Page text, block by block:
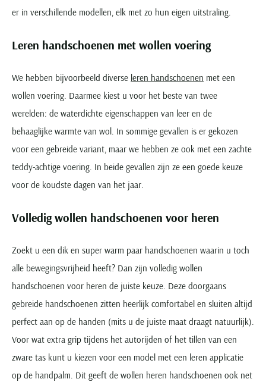
er in verschillende modellen, elk met zo hun eigen uitstraling.
Leren handschoenen met wollen voering
We hebben bijvoorbeeld diverse leren handschoenen met een
wollen voering. Daarmee kiest u voor het beste van twee
werelden: de waterdichte eigenschappen van leer en de
behaaglijke warmte van wol. In sommige gevallen is er gekozen
voor een gebreide variant, maar we hebben ze ook met een zachte
teddy-achtige voering. In beide gevallen zijn ze een goede keuze
voor de koudste dagen van het jaar.
Volledig wollen handschoenen voor heren
Zoekt u een dik en super warm paar handschoenen waarin u toch
alle bewegingsvrijheid heeft? Dan zijn volledig wollen
handschoenen voor heren de juiste keuze. Deze doorgaans
gebreide handschoenen zitten heerlijk comfortabel en sluiten altijd
perfect aan op de handen (mits u de juiste maat draagt natuurlijk).
Voor wat extra grip tijdens het autorijden of het tillen van een
zware tas kunt u kiezen voor een model met een leren applicatie
op de handpalm. Dit geeft de wollen heren handschoenen ook net